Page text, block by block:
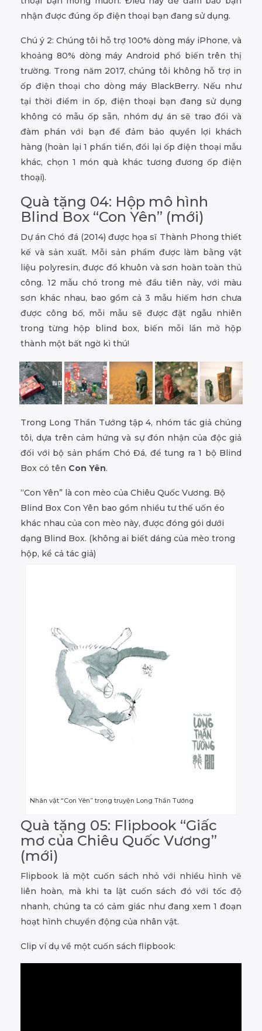
nhận được đúng ốp điện thoại bạn đang sử dụng.
Chú ý 2: Chúng tôi hỗ trợ 100% dòng máy iPhone, và
khoảng 80% dòng máy Android phổ biến trên thị
trường. Trong năm 2017, chúng tôi không hỗ trợ in
ốp điện thoại cho dòng máy BlackBerry. Nếu như
tại thời điểm in ốp, điện thoại bạn đang sử dụng
không có mẫu ốp sẵn, nhóm dự án sẽ trao đổi và
đàm phán với bạn để đảm bảo quyền lợi khách
hàng (hoàn lại 1 phần tiền, đổi lại ốp điện thoại mẫu
khác, chọn 1 món quà khác tương đương ốp điện
thoại).
Quà tặng 04: Hộp mô hình
Blind Box “Con Yên” (mới)
Dự án Chó đá (2014) được họa sĩ Thành Phong thiết
kế và sản xuất. Mỗi sản phẩm được làm bằng vật
liệu polyresin, được đổ khuôn và sơn hoàn toàn thủ
công. 12 mẫu chó trong mẻ đầu tiên này, với màu
sơn khác nhau, bao gồm cả 3 mẫu hiếm hơn chưa
được công bố, mỗi mẫu sẽ được đặt ngẫu nhiên
trong từng hộp blind box, biến mỗi lần mở hộp
thành một bất ngờ kì thú!
Trong Long Thần Tướng tập 4, nhóm tác giả chúng
tôi, dựa trên cảm hứng và sự đón nhận của độc giả
đối với bộ sản phẩm Chó Đá, để tung ra 1 bộ Blind
Box có tên Con Yên.
“Con Yên” là con mèo của Chiêu Quốc Vương. Bộ
Blind Box Con Yên bao gồm nhiều tư thế uốn éo
khác nhau của con mèo này, được đóng gói dưới
dạng Blind Box. (không ai biết dáng của mèo trong
hộp, kể cả tác giả)
Nhân vật “Con Yên” trong truyện Long Thần Tướng
Quà tặng 05: Flipbook “Giấc
mơ của Chiêu Quốc Vương”
(mới)
Flipbook là một cuốn sách nhỏ với nhiều hình vẽ
liên hoàn, mà khi ta lật cuốn sách đó với tốc độ
nhanh, chúng ta có cảm giác như đang xem 1 đoạn
hoạt hình chuyển động của nhân vật.
Clip ví dụ về một cuốn sách flipbook: